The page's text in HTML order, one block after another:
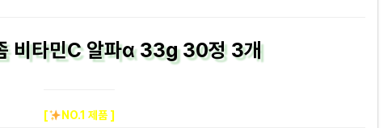
비타민C 알파α 33g 30정 3개
[ NO.1 제품 ]